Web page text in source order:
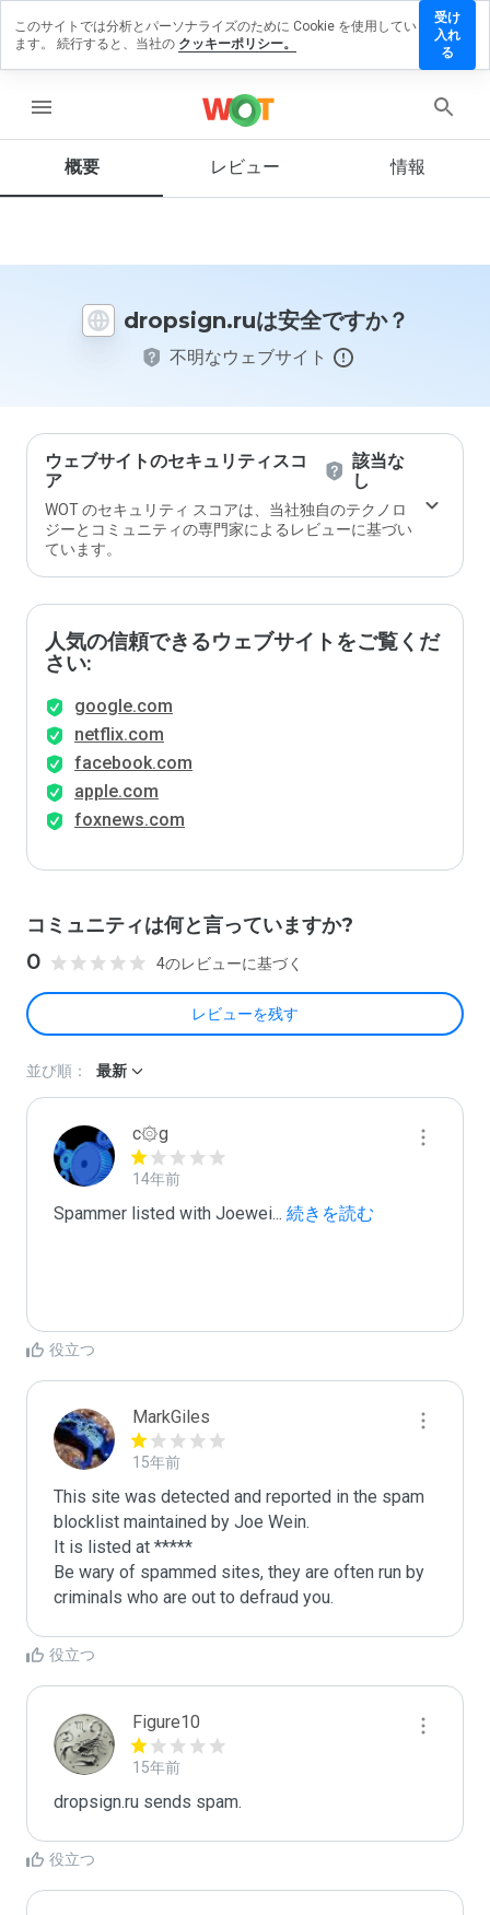
menu
概要 レビュー 情報
dropsign.ruは安全ですか？
不明なウェブサイト
ウェブサイトのセキュリティスコ
ア
該当な
し
WOT のセキュリティ スコアは、当社独自のテクノロ
ジーとコミュニティの専門家によるレビューに基づい
ています。
人気の信頼できるウェブサイトをご覧くだ
さい:
google.com
netflix.com
facebook.com
apple.com
foxnews.com
コミュニティは何と言っていますか?
0 4のレビューに基づく
レビューを残す
ビュ
残す
この
イト
価し
ます
か？
並び順： 最新
c۞g
14年前
Spammer listed with Joewei... 続きを読む
役立つ
MarkGiles
15年前
This site was detected and reported in the spam
blocklist maintained by Joe Wein.
It is listed at *****
Be wary of spammed sites, they are often run by
criminals who are out to defraud you.
役立つ
Figure10
15年前
dropsign.ru sends spam.
役立つ
このサイトでは分析とパーソナライズのために Cookie を使用してい
ます。 続行すると、当社の クッキーポリシー。
受け
入れ
る